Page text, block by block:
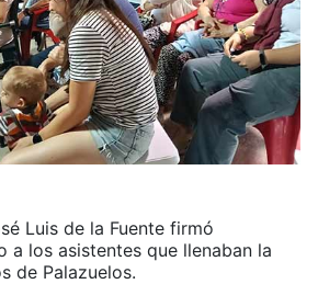
Luis de la Fuente firmó
a los asistentes que llenaban la
de Palazuelos.